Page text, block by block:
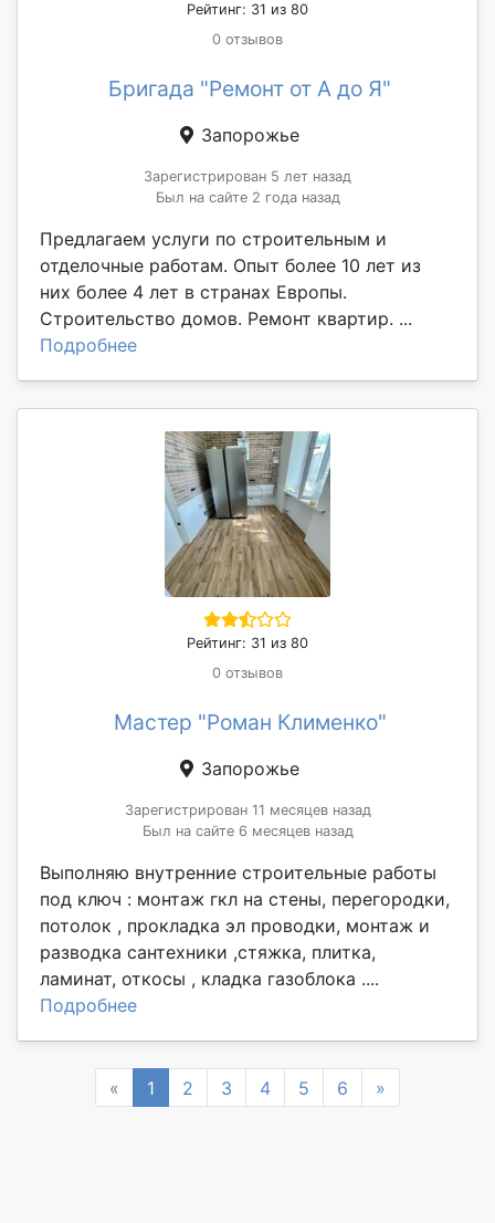
Рейтинг: 31 из 80
0 отзывов
Бригада "Ремонт от А до Я"
Запорожье
Зарегистрирован 5 лет назад
Был на сайте 2 года назад
Предлагаем услуги по строительным и
отделочные работам. Опыт более 10 лет из
них более 4 лет в странах Европы.
Строительство домов. Ремонт квартир. ...
Подробнее
Рейтинг: 31 из 80
0 отзывов
Мастер "Роман Клименко"
Запорожье
Зарегистрирован 11 месяцев назад
Был на сайте 6 месяцев назад
Выполняю внутренние строительные работы
под ключ : монтаж гкл на стены, перегородки,
потолок , прокладка эл проводки, монтаж и
разводка сантехники ,стяжка, плитка,
ламинат, откосы , кладка газоблока ....
Подробнее
« Previous
1 2 3 4 5 6 »